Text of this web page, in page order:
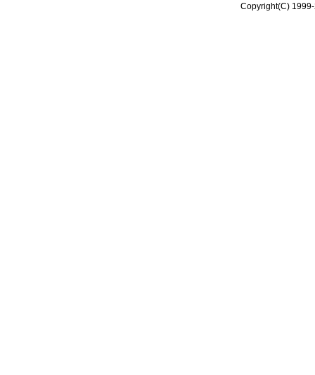
Copyright(C)